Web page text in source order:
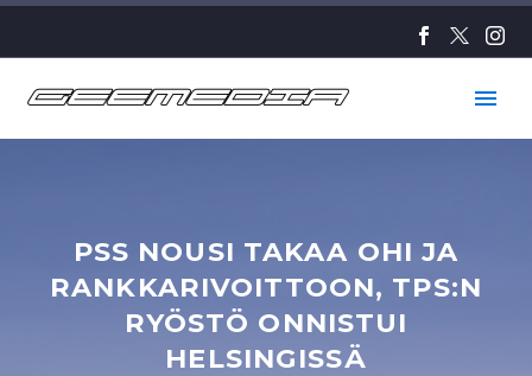
PSS NOUSI TAKAA OHI JA
RANKKARIVOITTOON, TPS:N
RYÖSTÖ ONNISTUI
HELSINGISSÄ